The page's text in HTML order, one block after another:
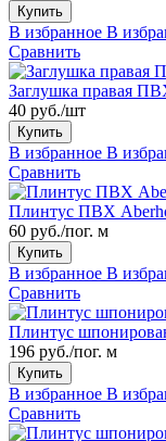
Купить
В избранное В
Сравнить
Заглушка правая
40 руб./шт
Купить
В избранное В
Сравнить
Плинтус ПВХ
60 руб./пог. м
Купить
В избранное В
Сравнить
Плинтус
196 руб./пог. м
Купить
В избранное В
Сравнить